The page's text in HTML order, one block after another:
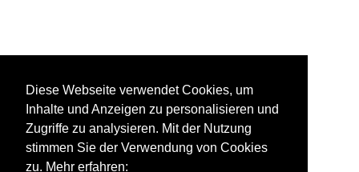
Diese Webseite verwendet Cookies, um
Inhalte und Anzeigen zu personalisieren und
Zugriffe zu analysieren. Mit der Nutzung
stimmen Sie der Verwendung von Cookies
zu. Mehr erfahren: